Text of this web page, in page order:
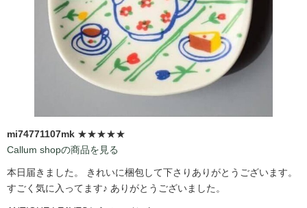
mi74771107mk ★★★★★
Callum shopの商品を見る
本日届きました。 きれいに梱包して下さりありがとうございます。
すごく気に入ってます♪ ありがとうございました。